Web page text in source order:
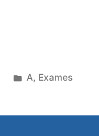
A, Exames